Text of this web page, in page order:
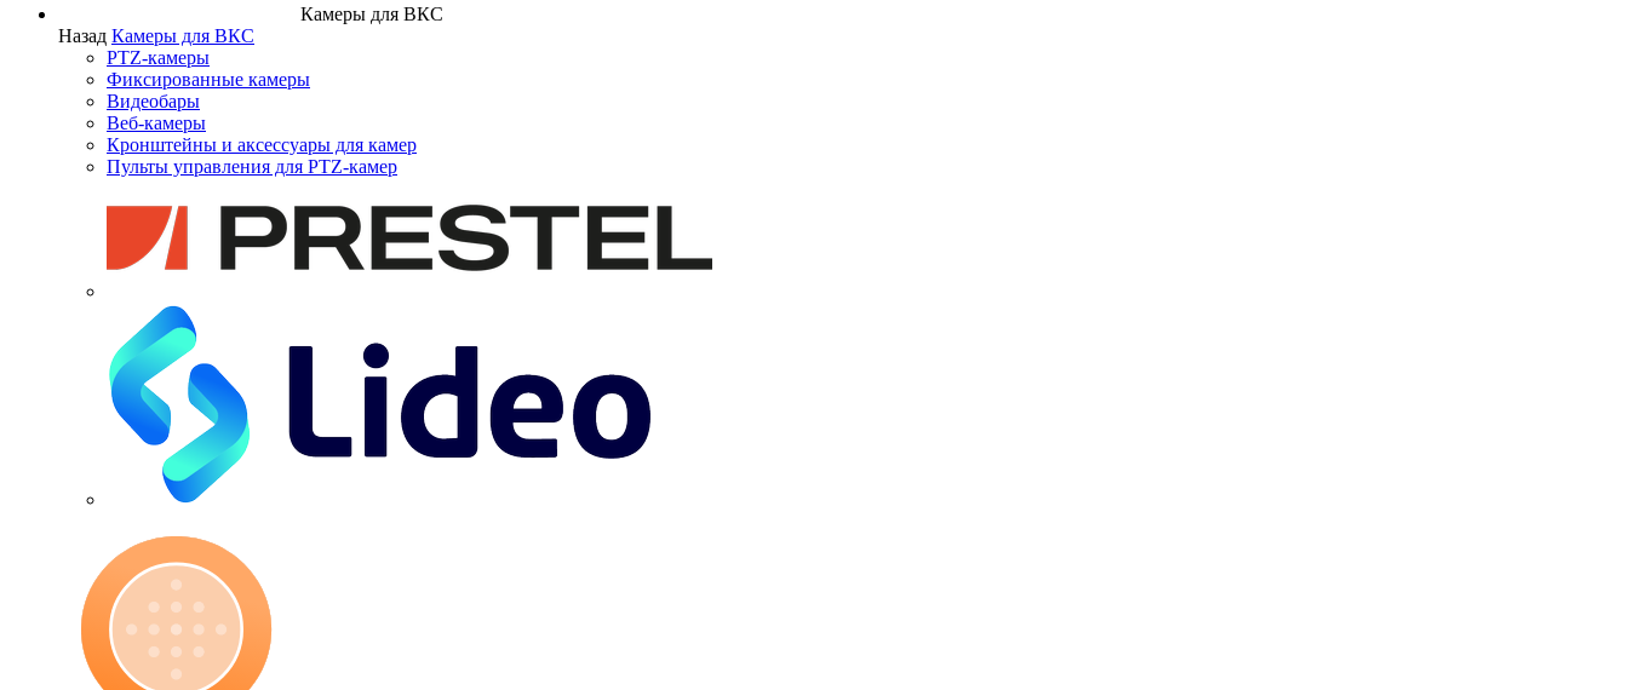
Камеры для ВКС
Назад Камеры для ВКС
PTZ-камеры
Фиксированные камеры
Видеобары
Веб-камеры
Кронштейны и аксессуары для камер
Пульты управления для PTZ-камер